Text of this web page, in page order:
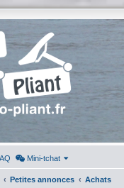
Mini-tchat
Petites annonces Achats